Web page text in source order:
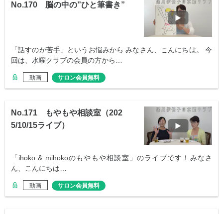
No.170 脳の中の”ひと筆書き”
「話すのが苦手」というお悩みから みなさん、こんにちは。 今
回は、水曜クラブの会員の方から…
動画 サロン会員無料
No.171 もやもや相談室（202
5/10/15ライブ）
「ihoko & mihokoのもやもや相談室」のライブです！みなさ
ん、こんにちは…
動画 サロン会員無料